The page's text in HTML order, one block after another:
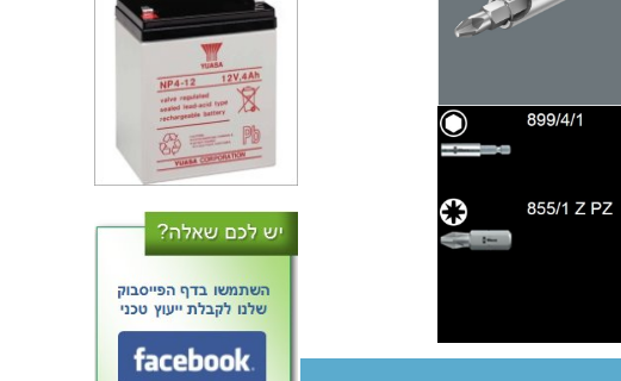
סט 10 ביטים ארוכים דו צדדיים -
DURATOOL